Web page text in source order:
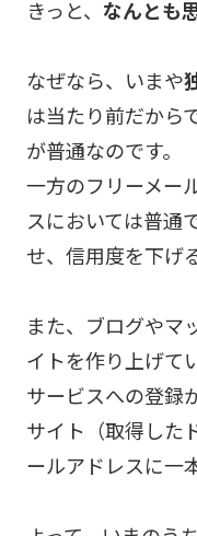
きっと、 なんとも
なぜなら、いまや
は当たり前だから
が普通なのです。
一方のフリーメー
スにおいては普通
せ、信用度を下げ
また、ブログやマ
イトを作り上げて
サービスへの登録
サイト（取得した
ールアドレスに一